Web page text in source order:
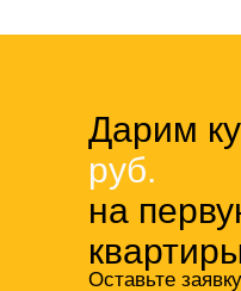
Оставьте
Дарим
руб.
на